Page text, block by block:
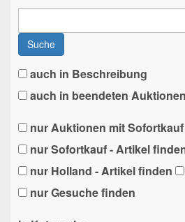
Suche
auch in Beschreibung
auch in beendeten Auktionen
nur Auktionen mit
nur Sofortkauf - Artikel
nur Holland - Artikel finden
nur Gesuche finden